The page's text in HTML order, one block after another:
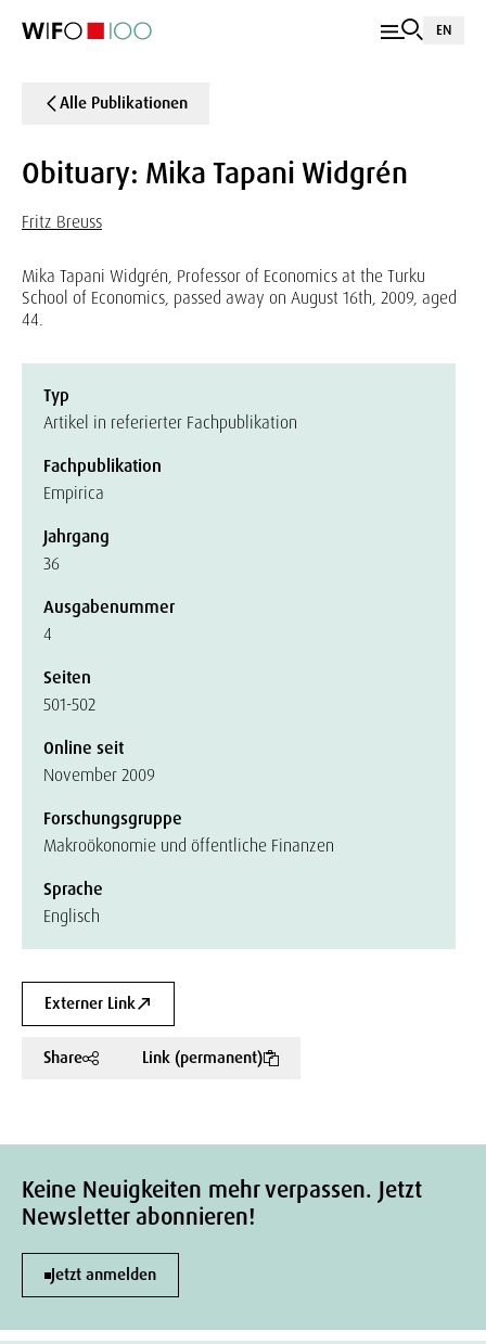
EN
Alle Publikationen
Obituary: Mika Tapani Widgrén
Fritz Breuss
Mika Tapani Widgrén, Professor of Economics at the Turku
School of Economics, passed away on August 16th, 2009, aged
44.
Typ
Artikel in referierter Fachpublikation
Fachpublikation
Empirica
Jahrgang
36
Ausgabenummer
4
Seiten
501-502
Online seit
November 2009
Forschungsgruppe
Makroökonomie und öffentliche Finanzen
Sprache
Englisch
Externer Link
Share Link (permanent)
Keine Neuigkeiten mehr verpassen. Jetzt
Newsletter abonnieren!
Jetzt anmelden